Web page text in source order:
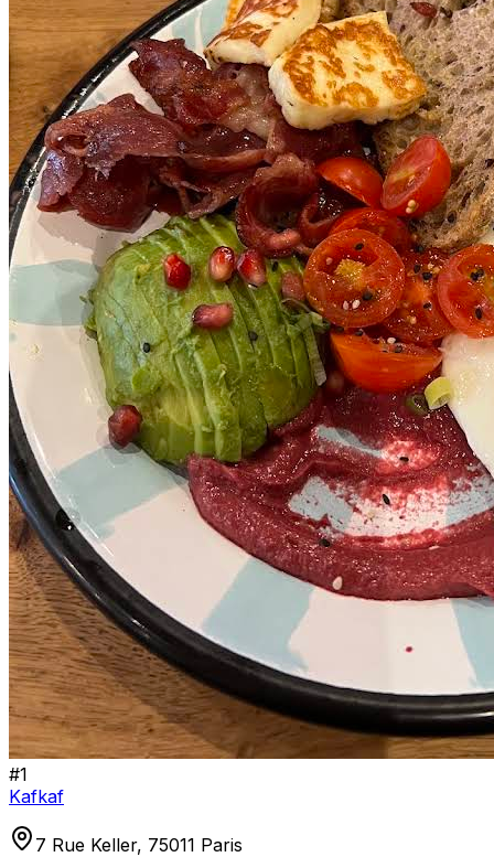
#1
Kafkaf
7 Rue Keller, 75011 Paris